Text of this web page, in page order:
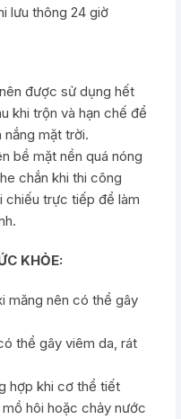
lưu thông 24 giờ
được sử dụng hết
khi trộn và hạn chế để
mặt trời.
bề mặt nền quá nóng
chắn khi thi công
chiếu trực tiếp để làm
KHỎE:
măng nên có thể gây
thể gây viêm da, rát
hợp khicơ thể tiết
hôi hoặc chảy nước